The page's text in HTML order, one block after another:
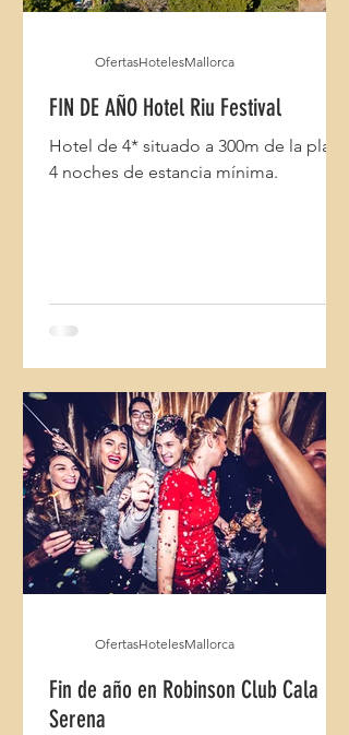
FIN DE AÑO Hotel Riu Festival
Hotel de 4* situado a 300m de la playa.
4 noches de estancia mínima.
OfertasHotelesMallorca
Fin de año en Robinson Club Cala
Serena
OfertasHotelesMallorca